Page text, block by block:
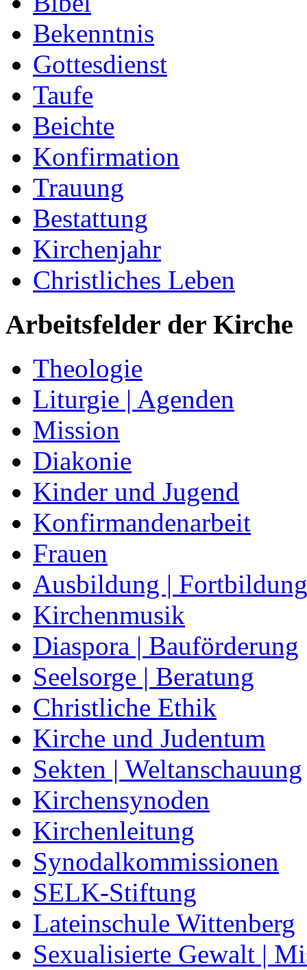
Bekenntnis
Gottesdienst
Taufe
Beichte
Konfirmation
Trauung
Bestattung
Kirchenjahr
Christliches Leben
Arbeitsfelder der Kirche
Theologie
Liturgie | Agenden
Mission
Diakonie
Kinder und Jugend
Konfirmandenarbeit
Frauen
Ausbildung | Fortbildung
Kirchenmusik
Diaspora | Bauförderung
Seelsorge | Beratung
Christliche Ethik
Kirche und Judentum
Sekten | Weltanschauung
Kirchensynoden
Kirchenleitung
Synodalkommissionen
SELK-Stiftung
Lateinschule Wittenberg
Sexualisierte Gewalt |